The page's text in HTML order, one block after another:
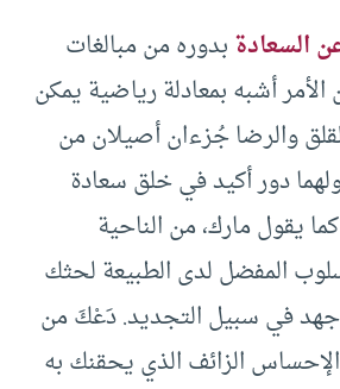
السعادةبدوره من مبالغات
أشبه بمعادلة رياضية يمكن
والرضا جُزءان أصيلان من
ولهما دور أكيد في خلق سعادة
يقول مارك، من الناحية
المفضل لدى الطبيعة لحثك
جهد في سبيل التجديد. دَعْكَ من
الزائف الذي يحقنك به